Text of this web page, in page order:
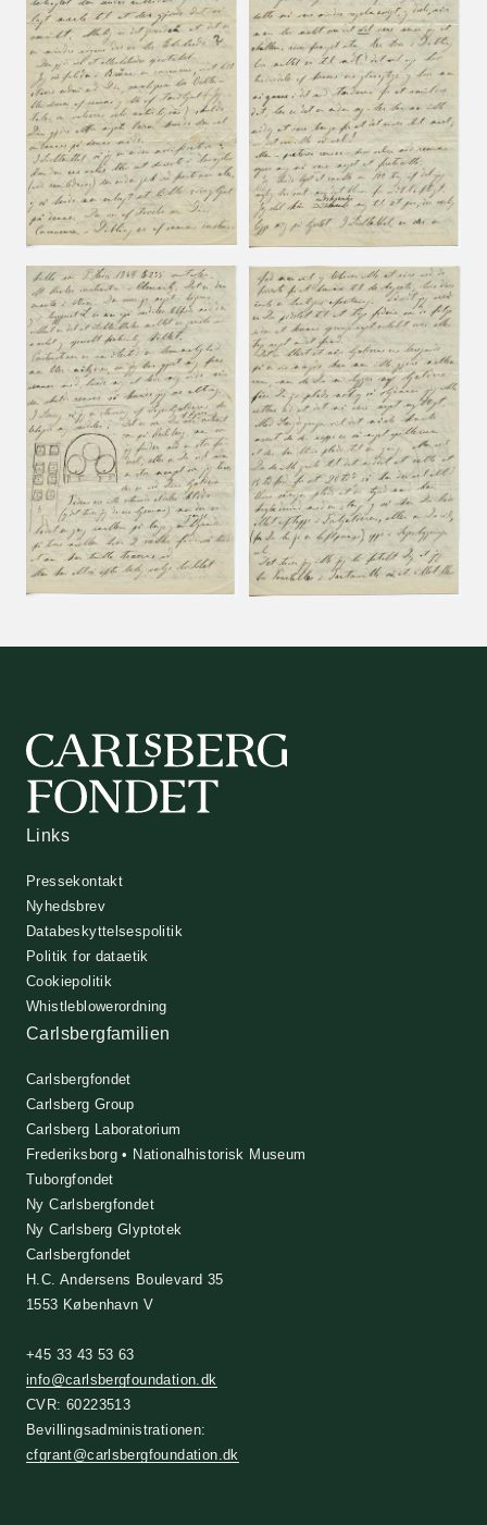
Links
Pressekontakt
Nyhedsbrev
Databeskyttelsespolitik
Politik for dataetik
Cookiepolitik
Whistleblowerordning
Carlsbergfamilien
Carlsbergfondet
Carlsberg Group
Carlsberg Laboratorium
Frederiksborg • Nationalhistorisk Museum
Tuborgfondet
Ny Carlsbergfondet
Ny Carlsberg Glyptotek
Carlsbergfondet
H.C. Andersens Boulevard 35
1553 København V
+45 33 43 53 63
info@carlsbergfoundation.dk
CVR: 60223513
Bevillingsadministrationen:
cfgrant@carlsbergfoundation.dk